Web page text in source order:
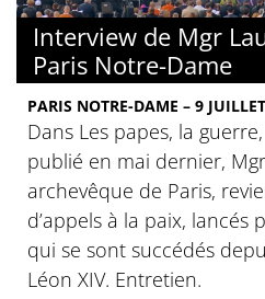
Interview de Mgr
Paris Notre-Dame
PARIS NOTRE-DAME – 9
Dans Les papes, la
publié en mai dernier,
archevêque de Paris,
d’appels à la paix, lancés
qui se sont succédés
Léon XIV. Entretien.